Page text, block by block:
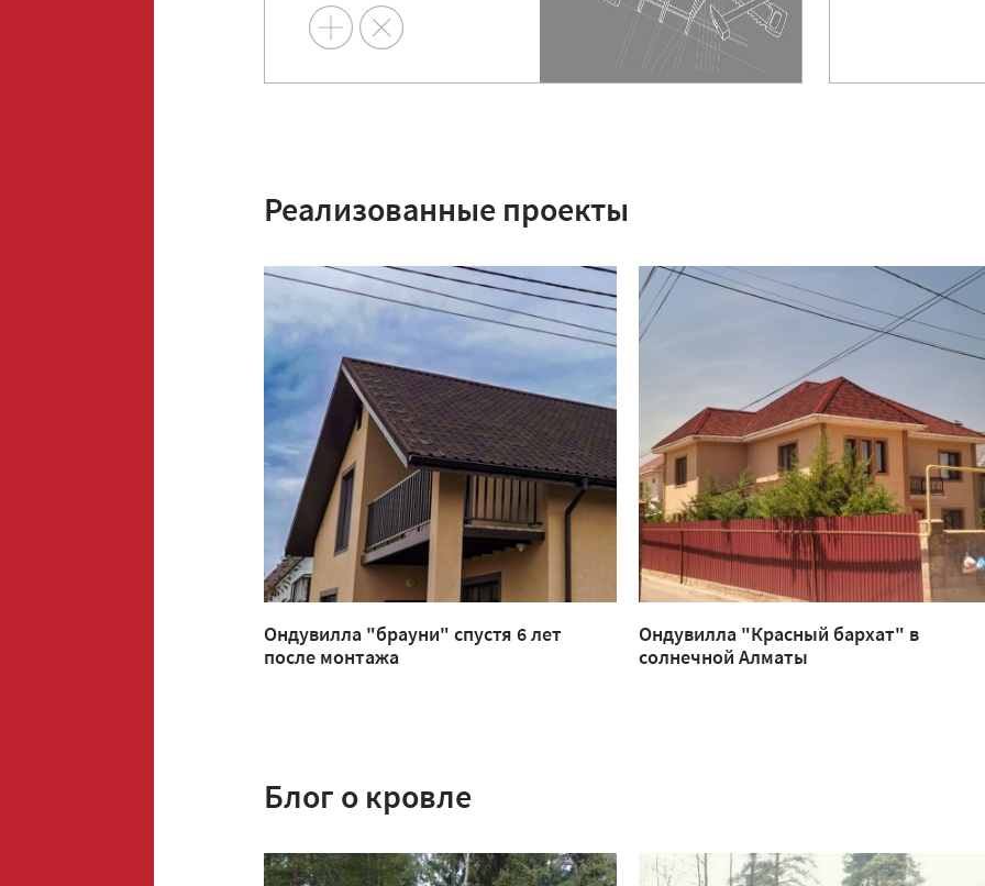
Реализованные проекты
Ондувилла "брауни" спустя 6 лет
после монтажа
Ондувилла "Красный бархат" в
солнечной Алматы
Блог о кровле